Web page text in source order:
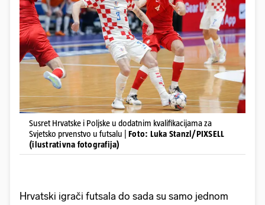
Susret Hrvatske i Poljske u dodatnim kvalifikacijama za
Svjetsko prvenstvo u futsalu | Foto: Luka Stanzl/PIXSELL
(ilustrativna fotografija)
Hrvatski igrači futsala do sada su samo jednom